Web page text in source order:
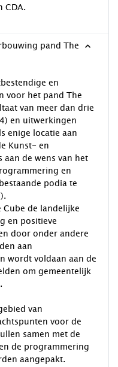
CDA.
pand The
en
voor het pand The
van meer dan drie
en uitwerkingen
enige locatie aan
Kunst- en
de wens van het
en
podia te
de landelijke
en positieve
door onder andere
aan
wordt voldaan aan de
om gemeentelijk
van
voor de
samen met de
de programmering
aangepakt.